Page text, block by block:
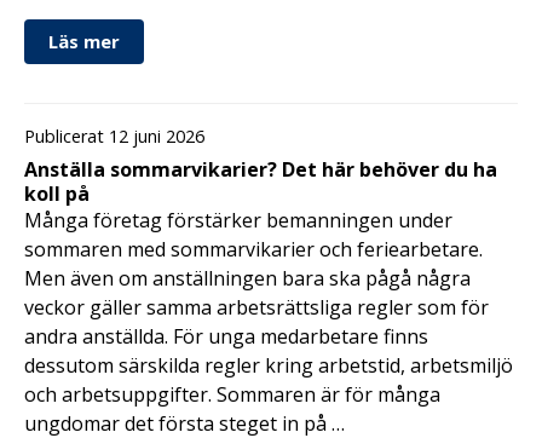
Läs mer
Publicerat 12 juni 2026
Anställa sommarvikarier? Det här behöver du ha
koll på
Många företag förstärker bemanningen under
sommaren med sommarvikarier och feriearbetare.
Men även om anställningen bara ska pågå några
veckor gäller samma arbetsrättsliga regler som för
andra anställda. För unga medarbetare finns
dessutom särskilda regler kring arbetstid, arbetsmiljö
och arbetsuppgifter. Sommaren är för många
ungdomar det första steget in på …